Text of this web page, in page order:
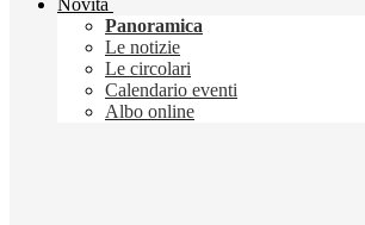
Novità
Panoramica
Le notizie
Le circolari
Calendario eventi
Albo online